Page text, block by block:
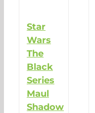
Star
Wars
The
Black
Series
Maul
Shadow